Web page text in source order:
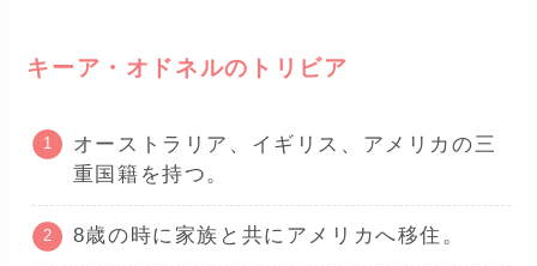
キーア・オドネルのトリビア
オーストラリア、イギリス、アメリカの三
重国籍を持つ。
8歳の時に家族と共にアメリカへ移住。